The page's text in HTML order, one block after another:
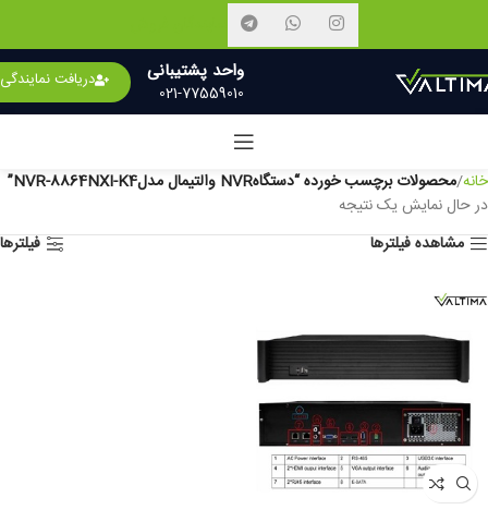
واحد پشتیبانی
021-77559010
دریافت نمایندگی
خانه محصولات برچسب خورده “دستگاهNVR والتیمال مدلNVR-8864NXI-K4”
در حال نمایش یک نتیجه
مشاهده فیلترها
فیلترها